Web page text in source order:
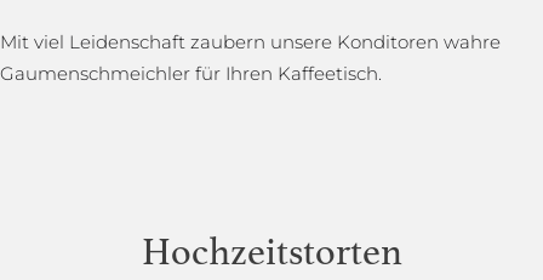
Mit viel Leidenschaft zaubern unsere Konditoren wahre
Gaumenschmeichler für Ihren Kaffeetisch.
Hochzeitstorten